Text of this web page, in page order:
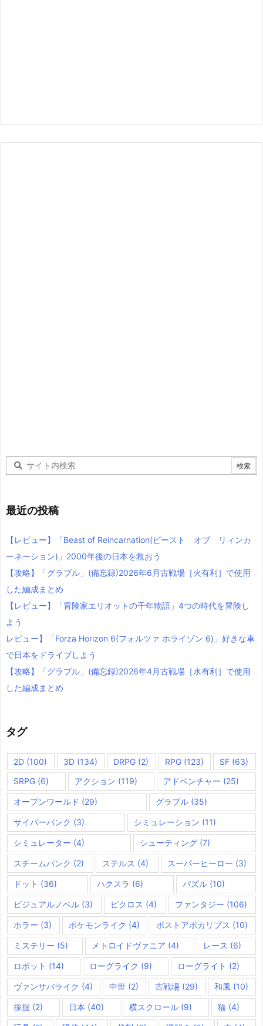
最近の投稿
【レビュー】「Beast of Reincarnation(ビースト オブ リィンカ
ーネーション)」2000年後の日本を救おう
【攻略】「グラブル」(備忘録)2026年6月古戦場［火有利］で使用
した編成まとめ
【レビュー】「冒険家エリオットの千年物語」4つの時代を冒険し
よう
レビュー】「Forza Horizon 6(フォルツァ ホライゾン 6)」好きな車
で日本をドライブしよう
【攻略】「グラブル」(備忘録)2026年4月古戦場［水有利］で使用
した編成まとめ
タグ
2D (100) 3D(134) DRPG (2) RPG(123) SF (63)
SRPG (6) アクション (119) アドベンチャー (25)
オープンワールド (29) グラブル(35)
サイバーパンク (3) シミュレーション (11)
シミュレーター (4) シューティング(7)
スチームパンク (2) ステルス (4) スーパーヒーロー (3)
ドット (36) ハクスラ (6) パズル (10)
ビジュアルノベル (3) ピクロス (4) ファンタジー (106)
ホラー (3) ポケモンライク (4) ポストアポカリプス (10)
ミステリー (5) メトロイドヴァニア (4) レース (6)
ロボット (14) ローグライク (9) ローグライト (2)
ヴァンサバライク (4) 中世 (2) 古戦場 (29) 和風 (10)
採掘 (2) 日本 (40) 横スクロール (9) 猫(4)